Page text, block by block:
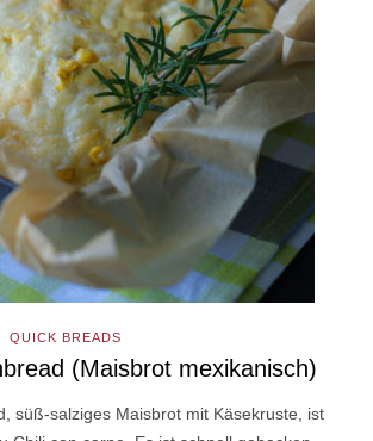
QUICK BREADS
(Maisbrot mexikanisch)
süß-salziges Maisbrot mit Käsekruste, ist